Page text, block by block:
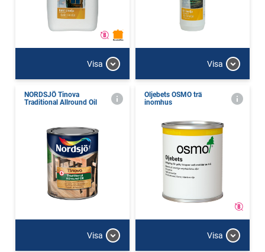
Visa Visa
NORDSJÖ Tinova
Traditional Allround Oil
Visa
Oljebets OSMO trä
inomhus
Visa